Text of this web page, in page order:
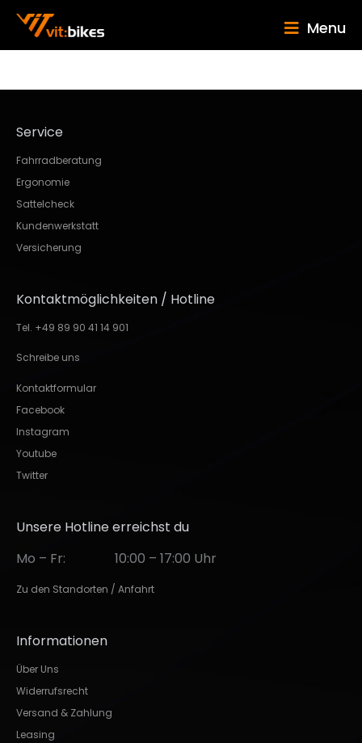
Menu
Service
Fahrradberatung
Ergonomie
Sattelcheck
Kundenwerkstatt
Versicherung
Kontaktmöglichkeiten / Hotline
Tel. +49 89 90 41 14 901
Schreibe uns
Kontaktformular
Facebook
Instagram
Youtube
Twitter
Unsere Hotline erreichst du
Mo – Fr:
10:00 – 17:00 Uhr
Zu den Standorten / Anfahrt
Informationen
Über Uns
Widerrufsrecht
Versand & Zahlung
Leasing